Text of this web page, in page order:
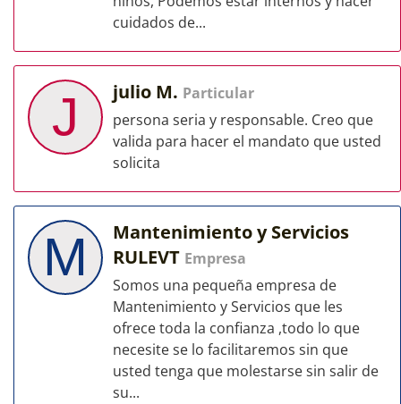
cuidados de...
J julio M. Particular
persona seria y responsable. Creo que
valida para hacer el mandato que usted
solicita
M
Mantenimiento y Servicios
RULEVT Empresa
Somos una pequeña empresa de
Mantenimiento y Servicios que les
ofrece toda la confianza ,todo lo que
necesite se lo facilitaremos sin que
usted tenga que molestarse sin salir de
su...